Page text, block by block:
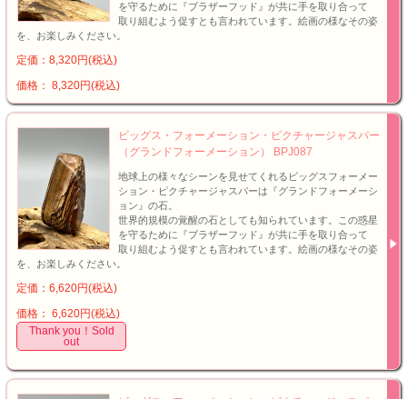
を守るために『ブラザーフッド』が共に手を取り合って
取り組むよう促すとも言われています。絵画の様なその姿
を、お楽しみください。
定価：8,320円(税込)
価格： 8,320円(税込)
ビッグス・フォーメーション・ピクチャージャスパー
（グランドフォーメーション） BPJ087
地球上の様々なシーンを見せてくれるビッグスフォーメー
ション・ピクチャージャスパーは『グランドフォーメーシ
ョン』の石。
世界的規模の覚醒の石としても知られています。この惑星
を守るために『ブラザーフッド』が共に手を取り合って
取り組むよう促すとも言われています。絵画の様なその姿
を、お楽しみください。
定価：6,620円(税込)
価格： 6,620円(税込)
Thank you！Sold
out